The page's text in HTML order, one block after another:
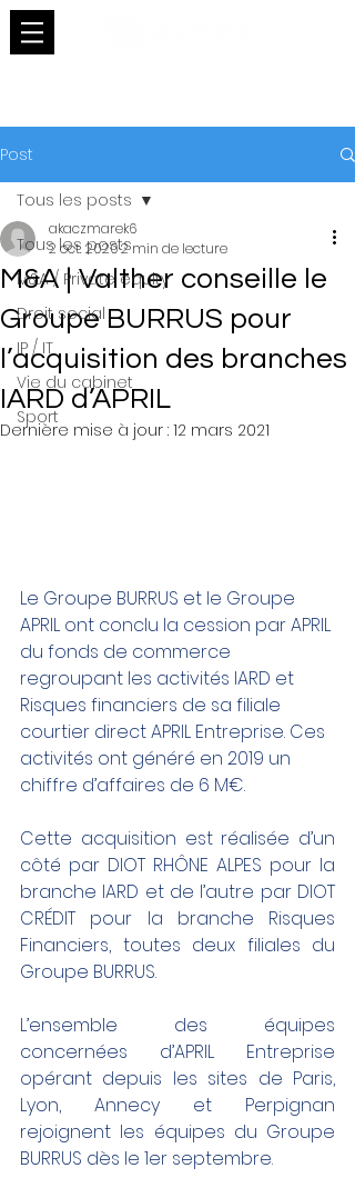
Post
Tous les posts
M&A / Private equity
Droit social
IP / IT
Vie du cabinet
Sport
Tous les posts
M&A | Valther conseille le
Groupe BURRUS pour
l’acquisition des branches
IARD d’APRIL
akaczmarek6
2 oct. 20202 min de lecture
Dernière mise à jour : 12 mars 2021
Le Groupe BURRUS et le Groupe
APRIL ont conclu la cession par APRIL
du fonds de commerce
regroupant les activités IARD et
Risques financiers de sa filiale
courtier direct APRIL Entreprise. Ces
activités ont généré en 2019 un
chiffre d’affaires de 6 M€.
Cette acquisition est réalisée d’un
côté par DIOT RHÔNE ALPES pour la
branche IARD et de l’autre par DIOT
CRÉDIT pour la branche Risques
Financiers, toutes deux filiales du
Groupe BURRUS.
L’ensemble des équipes
concernées d’APRIL Entreprise
opérant depuis les sites de Paris,
Lyon, Annecy et Perpignan
rejoignent les équipes du Groupe
BURRUS dès le 1er septembre.